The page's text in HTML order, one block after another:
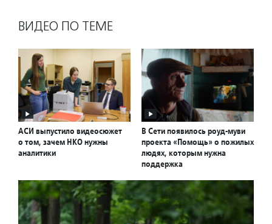
ВИДЕО ПО ТЕМЕ
АСИ выпустило видеосюжет
о том, зачем НКО нужны
аналитики
В Сети появилось роуд-муви
проекта «Помощь» о пожилых
людях, которым нужна
поддержка